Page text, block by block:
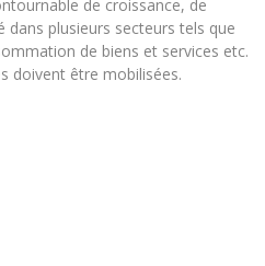
de croissance, de
plusieurs secteurs tels que
de biens et services etc.
doivent être mobilisées.